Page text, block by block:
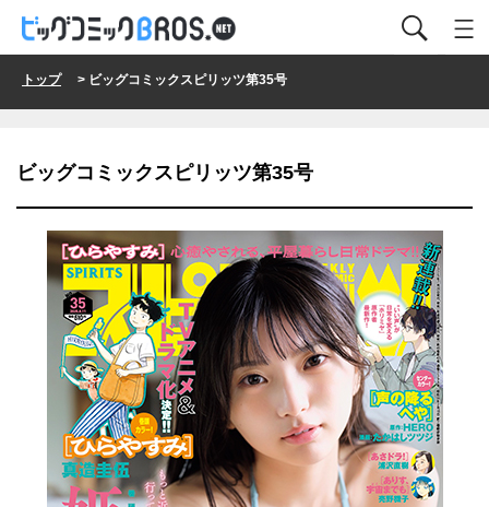
トップ> ビッグコミックスピリッツ第35号
ビッグコミックスピリッツ第35号